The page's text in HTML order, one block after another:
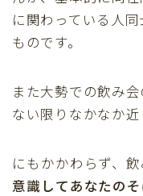
に関わっている人
ものです。
また大勢での飲み
ない限りなかなか近
にもかかわらず、
意識してあなたの